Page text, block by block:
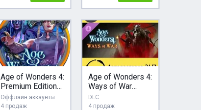
Age of Wonders 4:
Premium Edition
+DLC (GLOBAL)
Оффлайн аккаунты
4 продаж
Age of Wonders 4:
Ways of War
Steam Gift
DLC
4 продаж